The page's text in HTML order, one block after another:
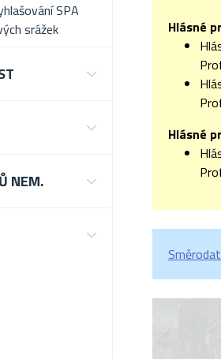
SPA
srážek
NEM.
Hlásné
Hlásné